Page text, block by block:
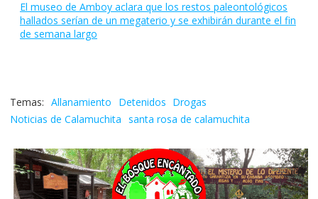
El museo de Amboy aclara que los restos paleontológicos
hallados serían de un megaterio y se exhibirán durante el fin
de semana largo
Allanamiento Detenidos Drogas
Noticias de Calamuchita santa rosa de calamuchita